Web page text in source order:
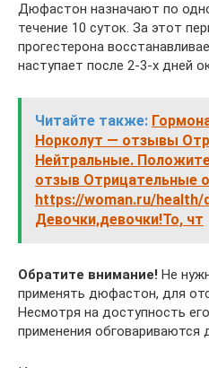
Дюфастон назначают по
течение 10 суток. За этот
прогестерона
наступает после 2-3-х дней
Читайте также:
Норколут — отзывы
Нейтральные.
отзыв Отрицательные
https://woman.ru/
Девочки,девочки!То, чт
Обратите внимание! Не
применять дюфастон, для
Несмотря на доступность
применения обговариваются